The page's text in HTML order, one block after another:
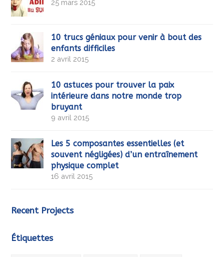
25 mars 2015
10 trucs géniaux pour venir à bout des
enfants difficiles
2 avril 2015
10 astuces pour trouver la paix
intérieure dans notre monde trop
bruyant
9 avril 2015
Les 5 composantes essentielles (et
souvent négligées) d’un entraînement
physique complet
16 avril 2015
Recent Projects
Étiquettes